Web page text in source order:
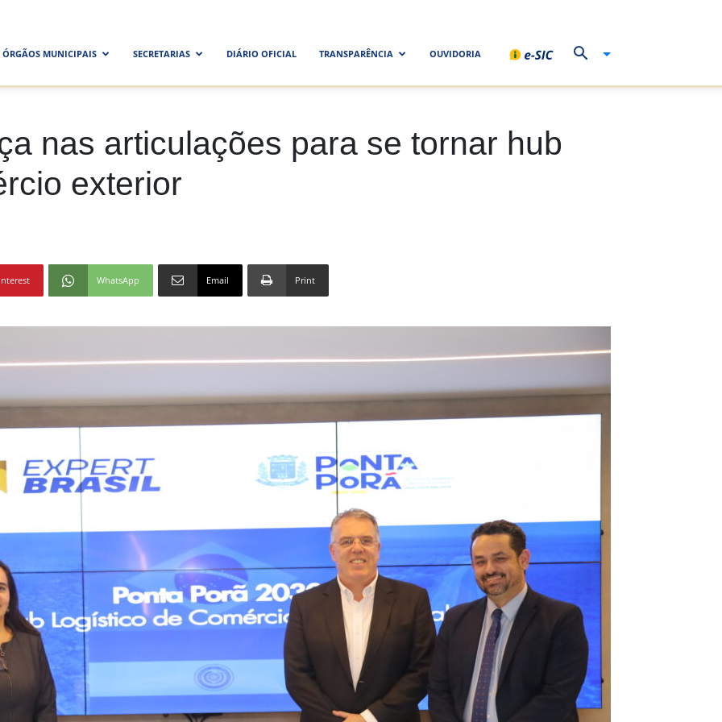
ÓRGÃOS MUNICIPAIS SECRETARIAS DIÁRIO OFICIAL TRANSPARÊNCIA OUVIDORIA
nas articulações para se tornar hub
exterior
WhatsApp Email Print